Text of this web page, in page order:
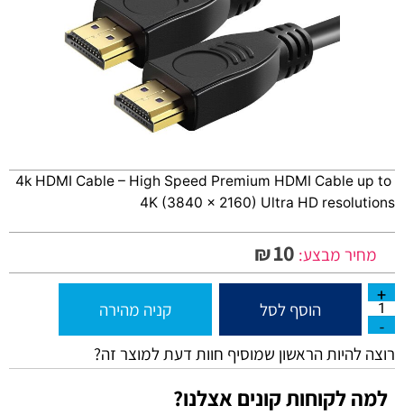
4k HDMI Cable – High Speed Premium HDMI Cable up to
4K (3840 x 2160) Ultra HD resolutions
מחיר מבצע: ₪10
הוסף לסל קניה מהירה
רוצה להיות הראשון שמוסיף חוות דעת למוצר זה?
למה לקוחות קונים אצלנו?